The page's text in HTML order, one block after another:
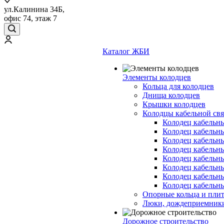
ул.Калинина 34Б,
офис 74, этаж 7
Каталог ЖБИ
Элементы колодцев
Кольца для колодцев
Днища колодцев
Крышки колодцев
Колодцы кабельной
Колодец
Колодец
Колодец
Колодец
Колодец
Колодец
Колодец
Колодец
Опорные кольца и
Люки,
Дорожное строительство